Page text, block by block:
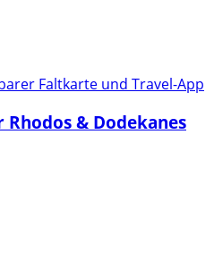
Faltkarte und Travel-App
Rhodos & Dodekanes